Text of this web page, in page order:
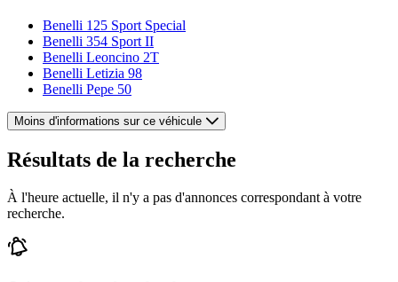
Benelli 125 Sport Special
Benelli 354 Sport II
Benelli Leoncino 2T
Benelli Letizia 98
Benelli Pepe 50
Moins d'informations sur ce véhicule
Résultats de la recherche
À l'heure actuelle, il n'y a pas d'annonces correspondant à votre
recherche.